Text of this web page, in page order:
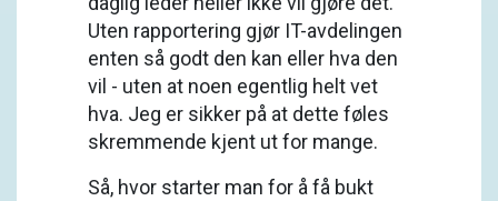
Uten rapportering gjør IT-avdelingen
enten så godt den kan eller hva den
vil - uten at noen egentlig helt vet
hva. Jeg er sikker på at dette føles
skremmende kjent ut for mange.
Så, hvor starter man for å få bukt